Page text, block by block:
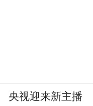
央视迎来新主播